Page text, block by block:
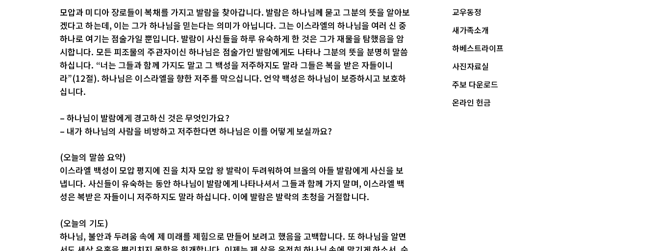
모압과 미디아 장로들이 복채를 가지고 발람을 찾아갑니다. 발람은 하나님께 묻고 그분의 뜻을 알아보
겠다고 하는데, 이는 그가 하나님을 믿는다는 의미가 아닙니다. 그는 이스라엘의 하나님을 여러 신 중
하나로 여기는 점술가일 뿐입니다. 발람이 사신들을 하루 유숙하게 한 것은 그가 재물을 탐했음을 암
시합니다. 모든 피조물의 주관자이신 하나님은 점술가인 발람에게도 나타나 그분의 뜻을 분명히 말씀
하십니다. “너는 그들과 함께 가지도 말고 그 백성을 저주하지도 말라 그들은 복을 받은 자들이니
라”(12절). 하나님은 이스라엘을 향한 저주를 막으십니다. 언약 백성은 하나님이 보증하시고 보호하
십니다.
– 하나님이 발람에게 경고하신 것은 무엇인가요?
– 내가 하나님의 사람을 비방하고 저주한다면 하나님은 이를 어떻게 보실까요?
(오늘의 말씀 요약)
이스라엘 백성이 모압 평지에 진을 치자 모압 왕 발락이 두려워하여 브올의 아들 발람에게 사신을 보
냅니다. 사신들이 유숙하는 동안 하나님이 발람에게 나타나셔서 그들과 함께 가지 말며, 이스라엘 백
성은 복받은 자들이니 저주하지도 말라 하십니다. 이에 발람은 발락의 초청을 거절합니다.
(오늘의 기도)
하나님, 불안과 두려움 속에 제 미래를 제힘으로 만들어 보려고 했음을 고백합니다. 또 하나님을 알면
교우동정
새가족소개
하베스트라이프
사진자료실
주보 다운로드
온라인 헌금